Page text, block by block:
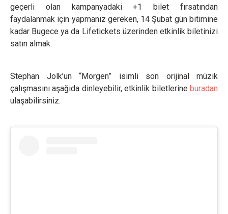
geçerli olan kampanyadaki +1 bilet fırsatından
faydalanmak için yapmanız gereken, 14 Şubat gün bitimine
kadar Bugece ya da Lifetickets üzerinden etkinlik biletinizi
satın almak.
Stephan Jolk’un “Morgen” isimli son orijinal müzik
çalışmasını aşağıda dinleyebilir, etkinlik biletlerine buradan
ulaşabilirsiniz.